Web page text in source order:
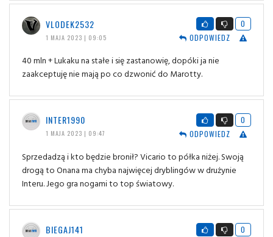
VLODEK2532
1 MAJA 2023 | 09:05
0
ODPOWIEDZ
40 mln + Lukaku na stałe i się zastanowię, dopóki ja nie
zaakceptuję nie mają po co dzwonić do Marotty.
INTER1990
1 MAJA 2023 | 09:47
0
ODPOWIEDZ
Sprzedadzą i kto będzie bronił? Vicario to półka niżej. Swoją
drogą to Onana ma chyba najwięcej dryblingów w drużynie
Interu. Jego gra nogami to top światowy.
BIEGAJ141
0